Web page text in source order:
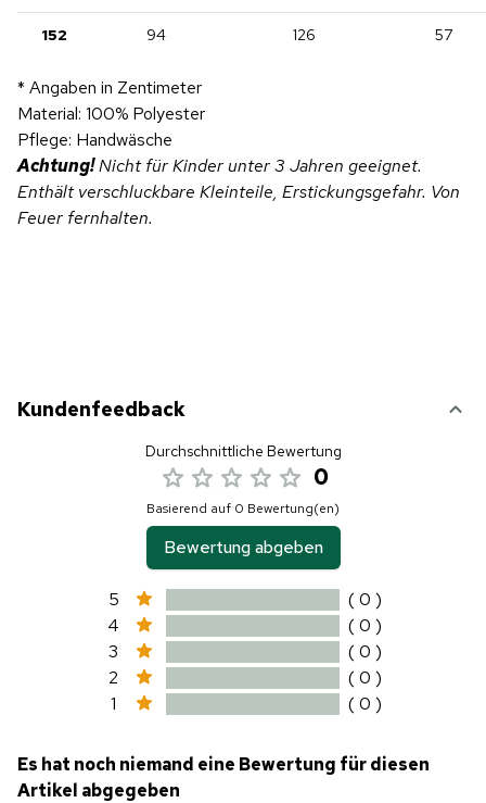
152 94 126 57
* Angaben in Zentimeter
Material: 100% Polyester
Pflege: Handwäsche
Achtung!Nicht für Kinder unter 3 Jahren geeignet.
Enthält verschluckbare Kleinteile, Erstickungsgefahr. Von
Feuer fernhalten.
Kundenfeedback
Durchschnittliche Bewertung
0
Basierend auf 0 Bewertung(en)
Bewertung abgeben
5
( 0 )
4
( 0 )
3
( 0 )
2
( 0 )
1
( 0 )
Es hat noch niemand eine Bewertung für diesen
Artikel abgegeben